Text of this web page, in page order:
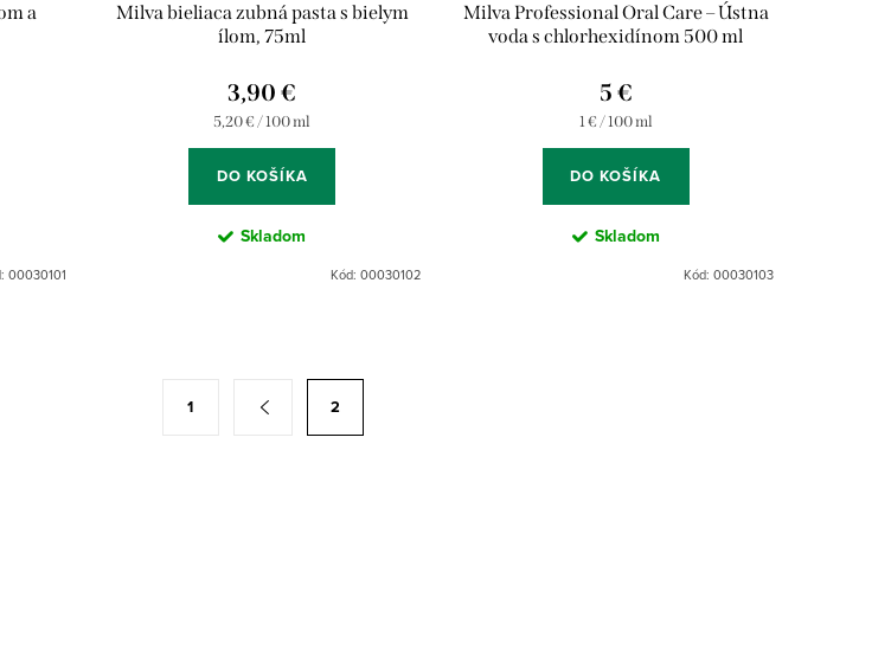
a
00030101
Milva bieliaca zubná pasta s bielym
ílom, 75ml
3,90 €
Jednotková
cena:
5,20 € / 100 ml
DO KOŠÍKA
Skladom
Kód: 00030102
Milva Professional Oral Care – Ústna
voda s chlorhexidínom 500 ml
5 €
Jednotková
cena:
1 € / 100 ml
DO KOŠÍKA
Skladom
Kód: 00030103
1 2